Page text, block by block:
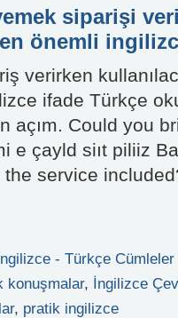
siparişi
önemli
verirken
ifade Türkçe
açım. Could you
e çayld siıt piliiz
service
- Türkçe Cümleler
konuşmalar, İngilizce
, pratik ingilizce